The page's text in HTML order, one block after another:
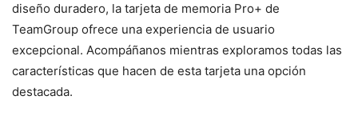
diseño duradero, la tarjeta de memoria Pro+ de
TeamGroup ofrece una experiencia de usuario
excepcional. Acompáñanos mientras exploramos todas las
características que hacen de esta tarjeta una opción
destacada.